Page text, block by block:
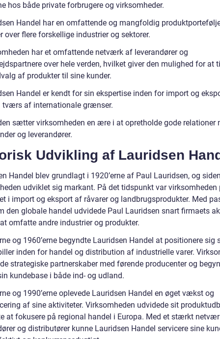
hos både private forbrugere og virksomheder.
Handel har en omfattende og mangfoldig
over flere forskellige industrier og sektorer.
har et omfattende netværk af leverandører og
over hele verden, hvilket giver den mulighed for at
af produkter til sine kunder.
Handel er kendt for sin ekspertise inden for import og
tværs af internationale grænser.
sætter virksomheden en ære i at opretholde gode relationer
og leverandører.
Udvikling af Lauridsen
Handel blev grundlagt i 1920’erne af Paul Lauridsen, og
udviklet sig markant. På det tidspunkt var
i import og eksport af råvarer og landbrugsprodukter. Med
den globale handel udvidede Paul Lauridsen snart firmaets
omfatte andre industrier og produkter.
og 1960’erne begyndte Lauridsen Handel at positionere sig
inden for handel og distribution af industrielle varer.
strategiske partnerskaber med førende producenter og
kundebase i både ind- og udland.
og 1990’erne oplevede Lauridsen Handel en øget vækst og
af sine aktiviteter. Virksomheden udvidede sit
at fokusere på regional handel i Europa. Med et stærkt
og distributører kunne Lauridsen Handel servicere sine